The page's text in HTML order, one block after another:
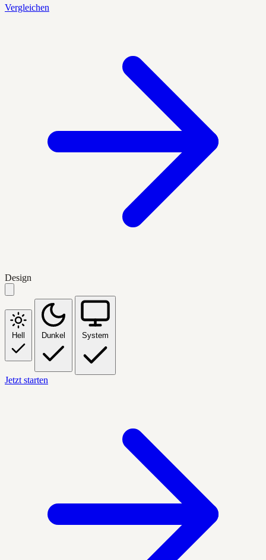
Vergleichen
Design
Hell Dunkel System
Jetzt starten